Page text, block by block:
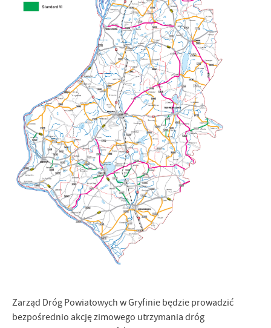
Zarząd Dróg Powiatowych w Gryfinie będzie prowadzić
bezpośrednio akcję zimowego utrzymania dróg
Firmy te działają w charakterze pośredników prezentujących nasze
treści w postaci wiadomości, ofert, komunikatów mediów